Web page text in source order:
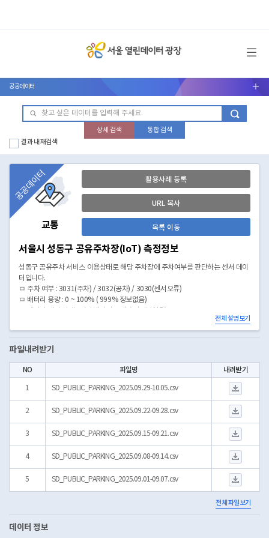
메뉴 열기
공공데이터 서브메뉴 열기
상세 검색
통합 검색
결과 내 재검색
교통
공공데이터 활용사례 등록
URL 복사
목록 이동
서울시 성동구 공유주차장(IoT) 측정정보
성동구 공유주차 서비스 이용상태로 해당 주차장에 주차여부를 판단하는 센서 데이
터입니다.
ㅁ 주차 여부 : 3031(주차) / 3032(공차) / 3030(센서오류)
ㅁ 배터리 용량 : 0 ~ 100% ( 999% 정보없음)
전체 설명보기
파일내려받기
NO 파일명 내려받기
1 SD_PUBLIC_PARKING_2025.09.29-10.05.csv
2 SD_PUBLIC_PARKING_2025.09.22-09.28.csv
3 SD_PUBLIC_PARKING_2025.09.15-09.21.csv
4 SD_PUBLIC_PARKING_2025.09.08-09.14.csv
5 SD_PUBLIC_PARKING_2025.09.01-09.07.csv
전체 파일보기
데이터 정보